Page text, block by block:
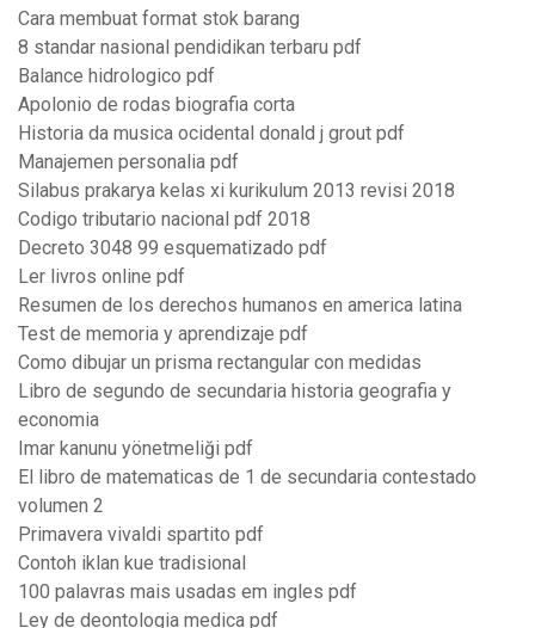
Cara membuat format stok barang
8 standar nasional pendidikan terbaru pdf
Balance hidrologico pdf
Apolonio de rodas biografia corta
Historia da musica ocidental donald j grout pdf
Manajemen personalia pdf
Silabus prakarya kelas xi kurikulum 2013 revisi 2018
Codigo tributario nacional pdf 2018
Decreto 3048 99 esquematizado pdf
Ler livros online pdf
Resumen de los derechos humanos en america latina
Test de memoria y aprendizaje pdf
Como dibujar un prisma rectangular con medidas
Libro de segundo de secundaria historia geografia y
economia
Imar kanunu yönetmeliği pdf
El libro de matematicas de 1 de secundaria contestado
volumen 2
Primavera vivaldi spartito pdf
Contoh iklan kue tradisional
100 palavras mais usadas em ingles pdf
Ley de deontologia medica pdf